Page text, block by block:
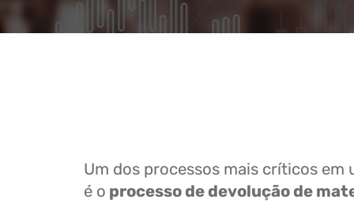
Um dos processos mais críticos em
é o processo de devolução de